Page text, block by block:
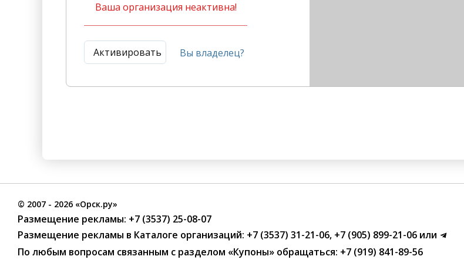
Ваша организация неактивна!
Активировать Вы владелец?
© 2007 - 2026 «Орск.ру»
Размещение рекламы: +7 (3537) 25-08-07
Размещение рекламы в Каталоге организаций: +7 (3537) 31-21-06, +7 (905) 899-21-06 или
По любым вопросам связанным с разделом «Купоны» обращаться: +7 (919) 841-89-56